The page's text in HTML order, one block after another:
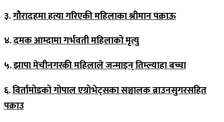
३.गौरादहमा हत्या गरिएकी महिलाका श्रीमान पक्राऊ
४.दमक आम्दामा गर्भवती महिलाको मृत्यु
५.झापा मेचीनगरकी महिलाले जन्माइन् तिम्ल्याहा बच्चा
६.विर्तामोडको गोपाल एग्रोभेट्सका सञ्चालक ब्राउनसुगरसहित
पक्राउ